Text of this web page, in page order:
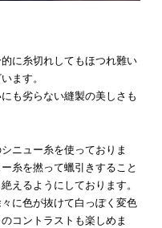
に糸切れしてもほつれ難い
ます。
も劣らない縫製の美しさも
ニュー糸を使っておりま
糸を撚って蠟引きすること
えるようにしております。
に色が抜けて白っぽく変色
コントラストも楽しめま